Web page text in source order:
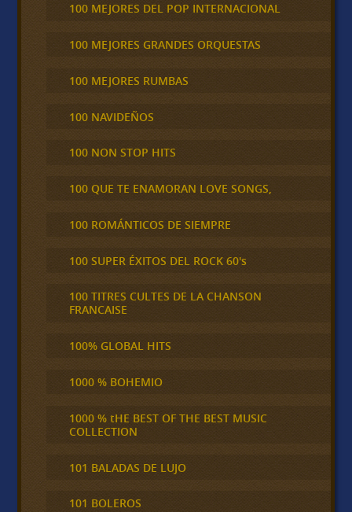
100 MEJORES DEL POP INTERNACIONAL
100 MEJORES GRANDES ORQUESTAS
100 MEJORES RUMBAS
100 NAVIDEÑOS
100 NON STOP HITS
100 QUE TE ENAMORAN LOVE SONGS,
100 ROMÁNTICOS DE SIEMPRE
100 SUPER ÉXITOS DEL ROCK 60's
100 TITRES CULTES DE LA CHANSON
FRANCAISE
100% GLOBAL HITS
1000 % BOHEMIO
1000 % tHE BEST OF THE BEST MUSIC
COLLECTION
101 BALADAS DE LUJO
101 BOLEROS